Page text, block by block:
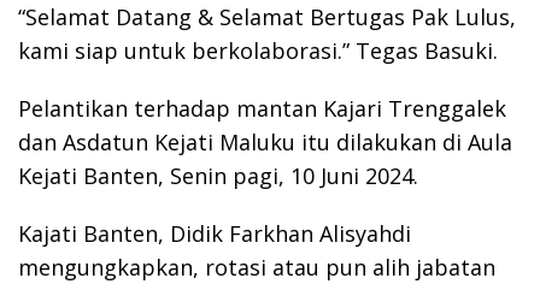
“Selamat Datang & Selamat Bertugas Pak Lulus,
kami siap untuk berkolaborasi.” Tegas Basuki.
Pelantikan terhadap mantan Kajari Trenggalek
dan Asdatun Kejati Maluku itu dilakukan di Aula
Kejati Banten, Senin pagi, 10 Juni 2024.
Kajati Banten, Didik Farkhan Alisyahdi
mengungkapkan, rotasi atau pun alih jabatan